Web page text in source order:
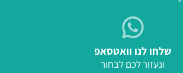
שלחו לנו וואטסאפ
ונעזור לכם לבחור